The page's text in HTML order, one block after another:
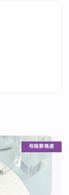
母親節精選